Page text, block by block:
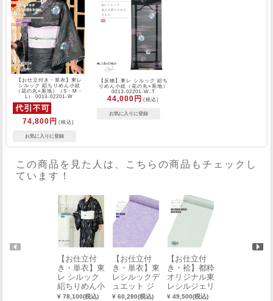
【お仕立付き・単衣】東レ
シルック 絽ちりめん小紋
（花の丸×黒地）（S・M・
L） 0013-02201-W
74,800円 (税込)
【反物】東レ シルック 絽ち
りめん小紋（花の丸×黒地）
0013-02201-W-T
44,000円 (税込)
この商品を見た人は、こちらの商品もチェックし
ています！
【お仕立付
き・単衣】東
レ シルック
絽ちりめん小
紋（笹柄×黒
¥ 78,100(税込)
【お仕立付
き・単衣】東
レシルックデ
ュエット ジ
ャパンモード
¥ 60,280(税込)
【お仕立付
き・袷】都粋
オリジナル東
レシルジェリ
ーおめかし小
¥ 49,500(税込)